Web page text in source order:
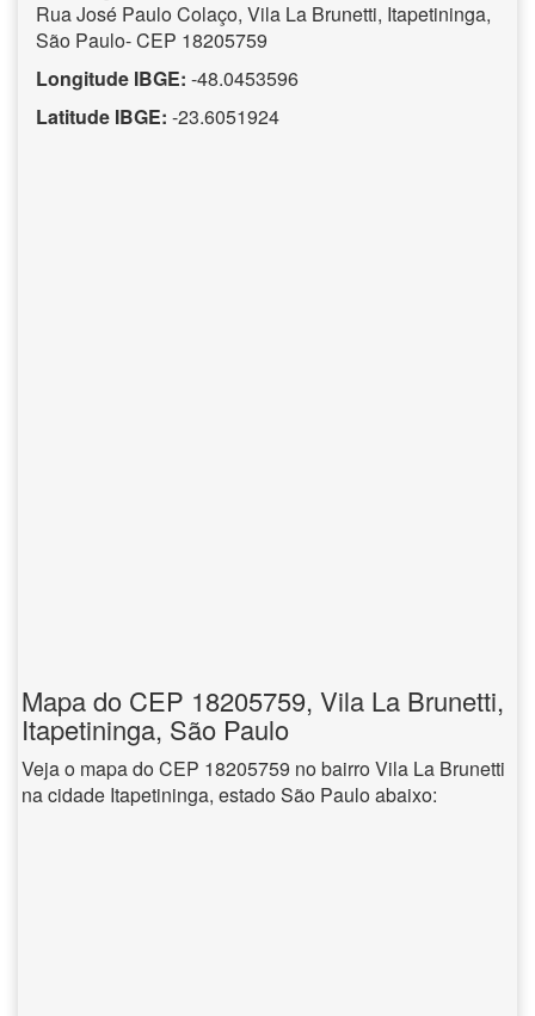
Rua José Paulo Colaço, Vila La Brunetti, Itapetininga,
São Paulo- CEP 18205759
Longitude IBGE: -48.0453596
Latitude IBGE: -23.6051924
Mapa do CEP 18205759, Vila La Brunetti,
Itapetininga, São Paulo
Veja o mapa do CEP 18205759 no bairro Vila La Brunetti
na cidade Itapetininga, estado São Paulo abaixo: